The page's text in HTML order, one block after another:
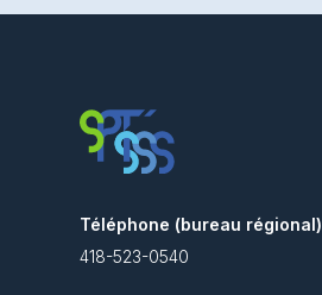
Téléphone (bureau régional)
418-523-0540